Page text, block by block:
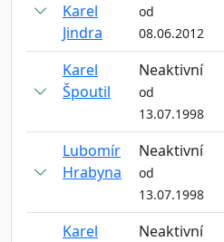
Karel
Jindra
od
08.06.2012
Karel
Špoutil
Neaktivní
od
13.07.1998
Lubomír
Hrabyna
Neaktivní
od
13.07.1998
Karel
Neaktivní